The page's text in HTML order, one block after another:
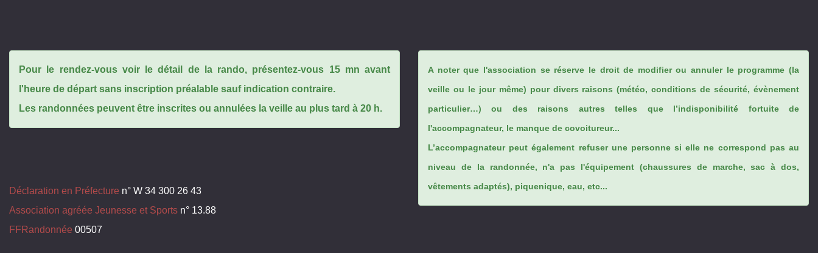
Pour le rendez-vous voir le détail de la rando, présentez-vous 15 mn avant
l'heure de départ sans inscription préalable sauf indication contraire.
Les randonnées peuvent être inscrites ou annulées la veille au plus tard à 20 h.
Déclaration en Préfecture n° W 34 300 26 43
Association agréée Jeunesse et Sports n° 13.88
FFRandonnée 00507
A noter que l'association se réserve le droit de modifier ou annuler le programme (la
veille ou le jour même) pour divers raisons (météo, conditions de sécurité, évènement
particulier…) ou des raisons autres telles que l’indisponibilité fortuite de
l'accompagnateur, le manque de covoitureur...
L’accompagnateur peut également refuser une personne si elle ne correspond pas au
niveau de la randonnée, n'a pas l'équipement (chaussures de marche, sac à dos,
vêtements adaptés), piquenique, eau, etc...